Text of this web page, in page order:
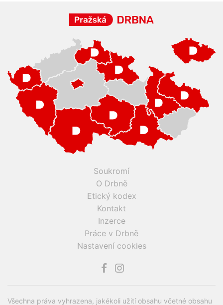
Soukromí
O Drbně
Etický kodex
Kontakt
Inzerce
Práce v Drbně
Nastavení cookies
Všechna práva vyhrazena, jakékoli užití obsahu včetné obsahu